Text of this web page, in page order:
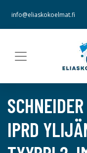
info@eliaskokoelmat.fi
IPRD